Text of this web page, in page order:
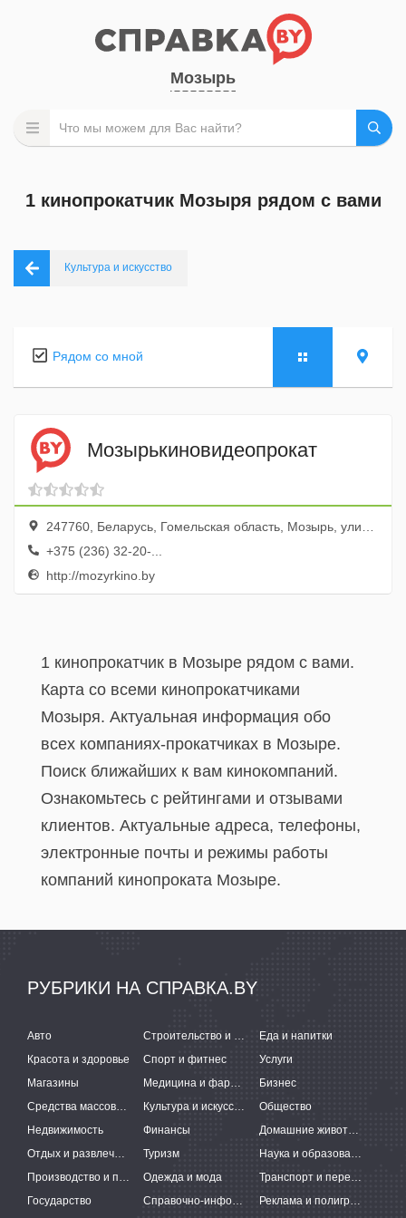
Мозырь
1 кинопрокатчик Мозыря рядом с вами
Культура и искусство
Рядом со мной
Мозырькиновидеопрокат
247760, Беларусь, Гомельская область, Мозырь, улица 17 Сентября, 2
+375 (236) 32-20-...
http://mozyrkino.by
1 кинопрокатчик в Мозыре рядом с вами.
Карта со всеми кинопрокатчиками
Мозыря. Актуальная информация обо
всех компаниях-прокатчиках в Мозыре.
Поиск ближайших к вам кинокомпаний.
Ознакомьтесь с рейтингами и отзывами
клиентов. Актуальные адреса, телефоны,
электронные почты и режимы работы
компаний кинопроката Мозыре.
РУБРИКИ НА СПРАВКА.BY
Авто Строительство и ремонт
Еда и напитки
Красота и здоровье
Спорт и фитнес
Услуги
Магазины
Медицина и фармацевтика
Бизнес
Средства массовой информации
Культура и искусство
Общество
Недвижимость
Финансы
Домашние животные
Отдых и развлечения
Туризм
Наука и образование
Производство и поставки
Одежда и мода
Транспорт и перевозки
Государство
Справочно-информационные системы Реклама и полиграфия